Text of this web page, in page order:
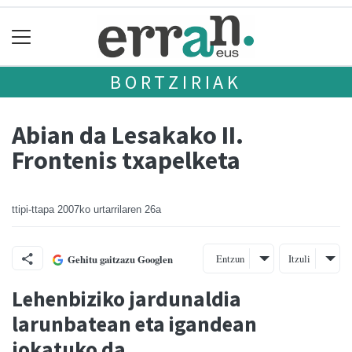
BORTZIRIAK
Abian da Lesakako II.
Frontenis txapelketa
ttipi-ttapa 2007ko urtarrilaren 26a
Gehitu gaitzazu Googlen Entzun Itzuli
Lehenbiziko jardunaldia
larunbatean eta igandean